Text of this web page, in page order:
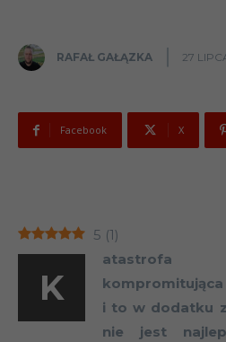
RAFAŁ GAŁĄZKA 27
Facebook X
5 (1)
K
atastrofa
i to w dodatku
nie jest